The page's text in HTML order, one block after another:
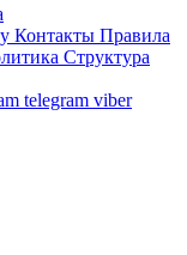
Контакты Правила
Структура
telegram viber